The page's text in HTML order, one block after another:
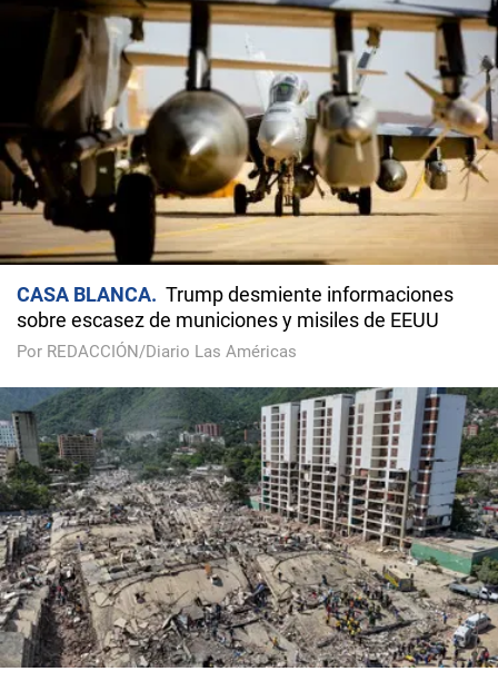
CASA BLANCA
Trump desmiente informaciones
sobre escasez de municiones y misiles de EEUU
Por REDACCIÓN/Diario Las Américas